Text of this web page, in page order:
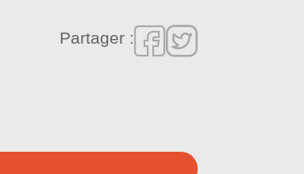
Partager :